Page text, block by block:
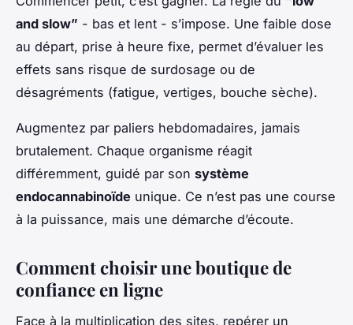
and slow” - bas et lent - s’impose. Une faible dose
au départ, prise à heure fixe, permet d’évaluer les
effets sans risque de surdosage ou de
désagréments (fatigue, vertiges, bouche sèche).
Augmentez par paliers hebdomadaires, jamais
brutalement. Chaque organisme réagit
différemment, guidé par son système
endocannabinoïde unique. Ce n’est pas une course
à la puissance, mais une démarche d’écoute.
Comment choisir une boutique de
confiance en ligne
Face à la multiplication des sites, repérer un